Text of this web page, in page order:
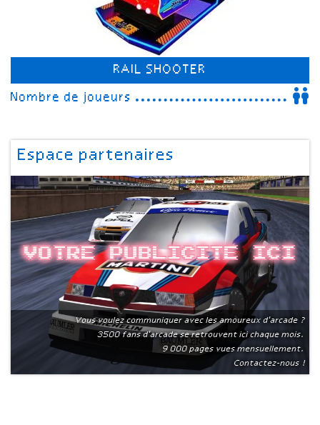
RAIL SHOOTER
Nombre de joueurs
Espace partenaires
Votre publicite ici
Vous voulez communiquer avec les amoureux d'arcade ?
3500 fans d'arcade se retrouvent ici chaque mois.
9 000 pages vues mensuellement.
Contactez-nous !